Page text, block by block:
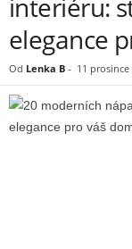
interiéru:
elegance
Od Lenka B - 11 prosince